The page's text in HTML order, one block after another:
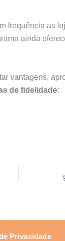
frequência as
ainda
vantagens,
de fidelidade:
Privacidade